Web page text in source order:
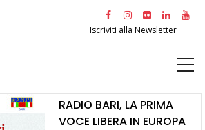
Iscriviti alla Newsletter
RADIO BARI, LA PRIMA
VOCE LIBERA IN EUROPA